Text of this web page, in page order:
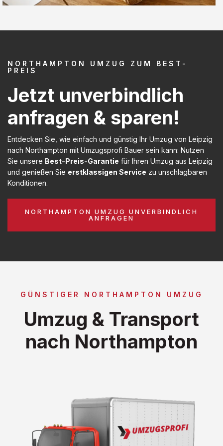
NORTHAMPTON UMZUG ZUM BEST-
PREIS
Jetzt unverbindlich
anfragen & sparen!
Entdecken Sie, wie einfach und günstig Ihr Umzug von Leipzig
nach Northampton mit Umzugsprofi Bauer sein kann: Nutzen
Sie unsere Best-Preis-Garantie für Ihren Umzug aus Leipzig
und genießen Sie erstklassigen Service zu unschlagbaren
Konditionen.
NORTHAMPTON UMZUG UNVERBINDLICH
ANFRAGEN
GÜNSTIGER NORTHAMPTON UMZUG
Umzug & Transport
nach Northampton